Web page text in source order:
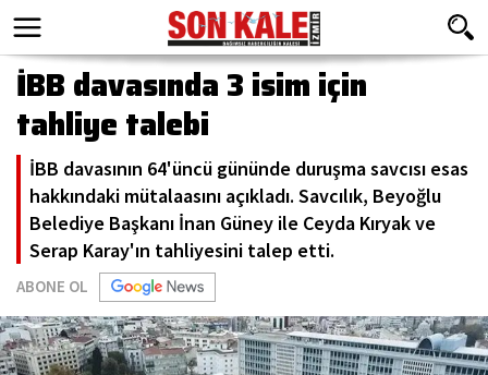
İBB davasında 3 isim için
tahliye talebi
İBB davasının 64'üncü gününde duruşma savcısı esas
hakkındaki mütalaasını açıkladı. Savcılık, Beyoğlu
Belediye Başkanı İnan Güney ile Ceyda Kıryak ve
Serap Karay'ın tahliyesini talep etti.
ABONE OL